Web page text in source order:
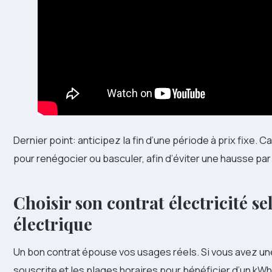
Dernier point: anticipez la fin d’une période à prix fixe.
pour renégocier ou basculer, afin d’éviter une hausse
Choisir son contrat électricité
électrique
Un bon contrat épouse vos usages réels. Si vous avez